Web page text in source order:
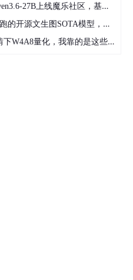
魔乐社区，基于昇腾的部署教程来了
模型，顶级渲染、高密度文本绘图
量化，我靠的是这些经验